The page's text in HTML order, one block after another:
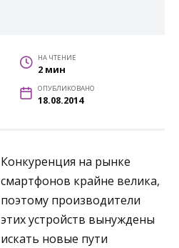
НА ЧТЕНИЕ
2 мин
ОПУБЛИКОВАНО
18.08.2014
Конкуренция на рынке
смартфонов крайне велика,
поэтому производители
этих устройств вынуждены
искать новые пути